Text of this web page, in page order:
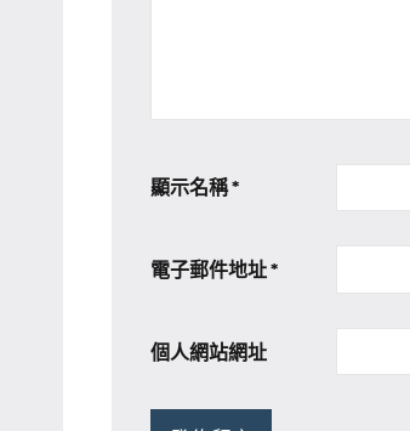
顯示名稱*
電子郵件地址*
個人網站網址